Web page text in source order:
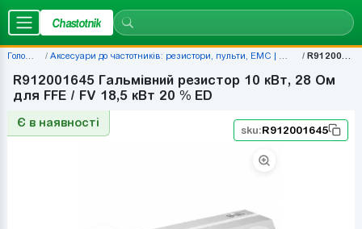
Chastotnik
Головна Аксесуари до частотників: резистори, пульти, EMC | Chastotnik.ua R912001645
R912001645 Гальмівний резистор 10 кВт, 28 Ом
для FFE / FV 18,5 кВт 20 % ED
Є в наявності
sku:R912001645